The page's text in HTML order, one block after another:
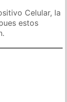
Celular, la
estos